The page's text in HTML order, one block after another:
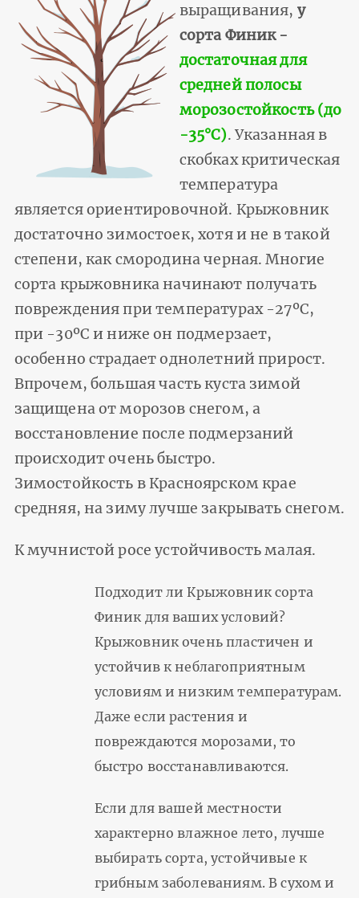
выращивания, у
сорта Финик -
достаточная для
средней полосы
морозостойкость (до
-35°С). Указанная в
скобках критическая
температура
является ориентировочной. Крыжовник
достаточно зимостоек, хотя и не в такой
степени, как смородина черная. Многие
сорта крыжовника начинают получать
повреждения при температурах -27ºС,
при -30ºС и ниже он подмерзает,
особенно страдает однолетний прирост.
Впрочем, большая часть куста зимой
защищена от морозов снегом, а
восстановление после подмерзаний
происходит очень быстро.
Зимостойкость в Красноярском крае
средняя, на зиму лучше закрывать снегом.
К мучнистой росе устойчивость малая.
Подходит ли Крыжовник сорта
Финик для ваших условий?
Крыжовник очень пластичен и
устойчив к неблагоприятным
условиям и низким температурам.
Даже если растения и
повреждаются морозами, то
быстро восстанавливаются.
Если для вашей местности
характерно влажное лето, лучше
выбирать сорта, устойчивые к
грибным заболеваниям. В сухом и